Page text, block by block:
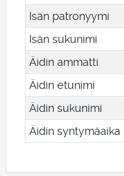
Isän patronyymi
Isän sukunimi
Äidin ammatti
Äidin etunimi
Äidin sukunimi
Äidin syntymäaika